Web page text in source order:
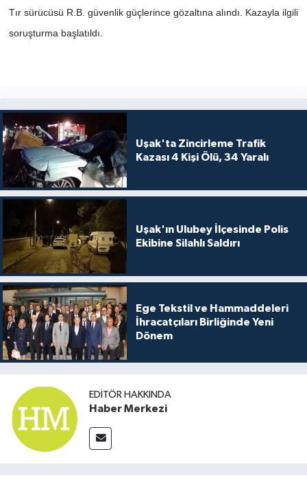
Tır sürücüsü R.B. güvenlik güçlerince gözaltına alındı. Kazayla ilgili
soruşturma başlatıldı.
Uşak'ta Zincirleme Trafik
Kazası 4 Kişi Ölü, 34 Yaralı
Uşak'ın Ulubey İlçesinde Polis
Ekibine Silahlı Saldırı
Ege Tekstil ve Hammaddeleri
İhracatçıları Birliğinde Yeni
Dönem
EDITÖR HAKKINDA
Haber Merkezi